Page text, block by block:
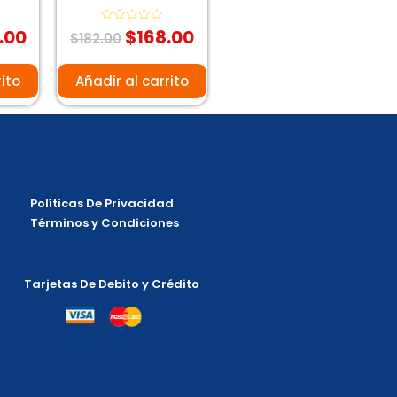
Valorado
con
de
$182.00 $168.00
Añadir al carrito
Políticas De Privacidad
Términos y Condiciones
Tarjetas De Debito y Crédito